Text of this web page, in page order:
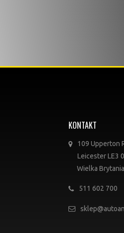
KONTAKT
109 Upperton
Leicester LE3
Wielka Brytania
511 602 700